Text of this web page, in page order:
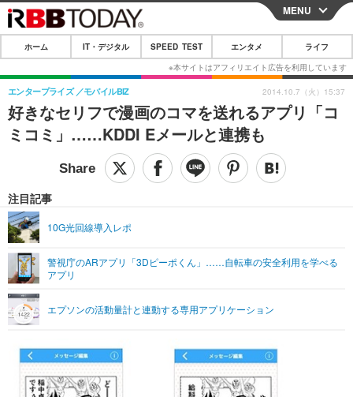
CLOSE
ホーム
IT・デジタル
IT・デジタルTOP スマートフォン
ショッピング その他
SPEED TEST
エンタメTOP 映画・ドラマ
グラビア
ショッピング その他
ライフTOP
その他
リリース一覧
プッシュ通知の停止方法
MENU
ホーム IT・デジタル SPEED TEST エンタメ ライフ
好きなセリフで漫画のコマを送れるアプリ「コ
ミコミ」……KDDI Eメールと連携も
エンタープライズ モバイルBIZ
注目記事
10G光回線導入レポ
警視庁のARアプリ「3Dピーポくん」……自転車の安全利用を学べる
アプリ
エプソンの活動量計と連動する専用アプリケーション
2014.10.7（火）15:37